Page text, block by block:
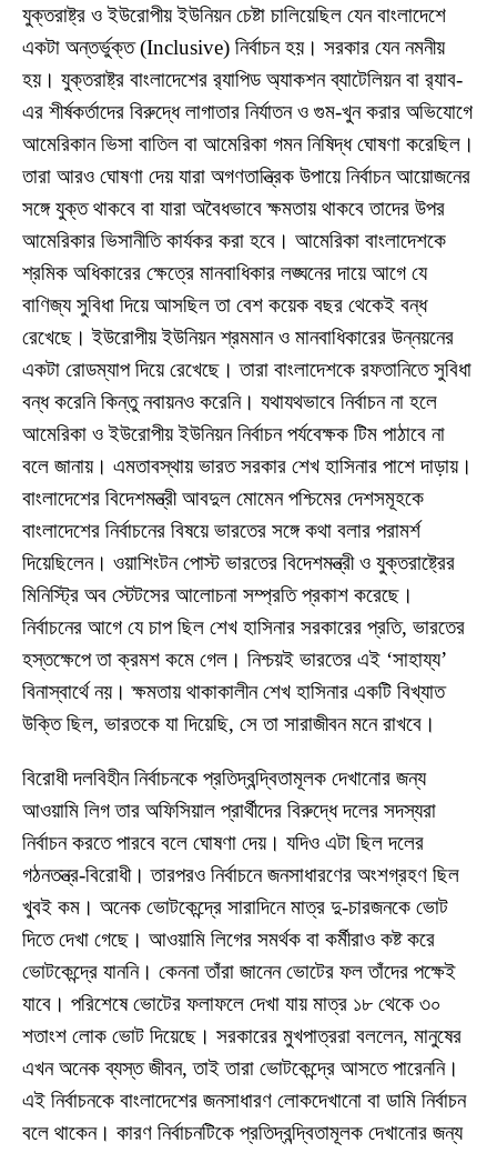
যুক্তরাষ্ট্র ও ইউরোপীয় ইউনিয়ন চেষ্টা চালিয়েছিল যেন বাংলাদেশে
একটা অন্তর্ভুক্ত (Inclusive) নির্বাচন হয়। সরকার যেন নমনীয়
হয়। যুক্তরাষ্ট্র বাংলাদেশের র‌্যাপিড অ্যাকশন ব্যাটেলিয়ন বা র‌্যাব-
এর শীর্ষকর্তাদের বিরুদ্ধে লাগাতার নির্যাতন ও গুম-খুন করার অভিযোগে
আমেরিকান ভিসা বাতিল বা আমেরিকা গমন নিষিদ্ধ ঘোষণা করেছিল।
তারা আরও ঘোষণা দেয় যারা অগণতান্ত্রিক উপায়ে নির্বাচন আয়োজনের
সঙ্গে যুক্ত থাকবে বা যারা অবৈধভাবে ক্ষমতায় থাকবে তাদের উপর
আমেরিকার ভিসানীতি কার্যকর করা হবে। আমেরিকা বাংলাদেশকে
শ্রমিক অধিকারের ক্ষেত্রে মানবাধিকার লঙ্ঘনের দায়ে আগে যে
বাণিজ্য সুবিধা দিয়ে আসছিল তা বেশ কয়েক বছর থেকেই বন্ধ
রেখেছে। ইউরোপীয় ইউনিয়ন শ্রমমান ও মানবাধিকারের উন্নয়নের
একটা রোডম্যাপ দিয়ে রেখেছে। তারা বাংলাদেশকে রফতানিতে সুবিধা
বন্ধ করেনি কিন্তু নবায়নও করেনি। যথাযথভাবে নির্বাচন না হলে
আমেরিকা ও ইউরোপীয় ইউনিয়ন নির্বাচন পর্যবেক্ষক টিম পাঠাবে না
বলে জানায়। এমতাবস্থায় ভারত সরকার শেখ হাসিনার পাশে দাড়ায়।
বাংলাদেশের বিদেশমন্ত্রী আবদুল মোমেন পশ্চিমের দেশসমূহকে
বাংলাদেশের নির্বাচনের বিষয়ে ভারতের সঙ্গে কথা বলার পরামর্শ
দিয়েছিলেন। ওয়াশিংটন পোস্ট ভারতের বিদেশমন্ত্রী ও যুক্তরাষ্ট্রের
মিনিস্ট্রি অব স্টেটসের আলোচনা সম্প্রতি প্রকাশ করেছে।
নির্বাচনের আগে যে চাপ ছিল শেখ হাসিনার সরকারের প্রতি, ভারতের
হস্তক্ষেপে তা ক্রমশ কমে গেল। নিশ্চয়ই ভারতের এই ‘সাহায্য’
বিনাস্বার্থে নয়। ক্ষমতায় থাকাকালীন শেখ হাসিনার একটি বিখ্যাত
উক্তি ছিল, ভারতকে যা দিয়েছি, সে তা সারাজীবন মনে রাখবে।
বিরোধী দলবিহীন নির্বাচনকে প্রতিদ্বন্দ্বিতামূলক দেখানোর জন্য
আওয়ামি লিগ তার অফিসিয়াল প্রার্থীদের বিরুদ্ধে দলের সদস্যরা
নির্বাচন করতে পারবে বলে ঘোষণা দেয়। যদিও এটা ছিল দলের
গঠনতন্ত্র-বিরোধী। তারপরও নির্বাচনে জনসাধারণের অংশগ্রহণ ছিল
খুবই কম। অনেক ভোটকেন্দ্রে সারাদিনে মাত্র দু-চারজনকে ভোট
দিতে দেখা গেছে। আওয়ামি লিগের সমর্থক বা কর্মীরাও কষ্ট করে
ভোটকেন্দ্রে যাননি। কেননা তাঁরা জানেন ভোটের ফল তাঁদের পক্ষেই
যাবে। পরিশেষে ভোটের ফলাফলে দেখা যায় মাত্র ১৮ থেকে ৩০
শতাংশ লোক ভোট দিয়েছে। সরকারের মুখপাত্ররা বললেন, মানুষের
এখন অনেক ব্যস্ত জীবন, তাই তারা ভোটকেন্দ্রে আসতে পারেননি।
এই নির্বাচনকে বাংলাদেশের জনসাধারণ লোকদেখানো বা ডামি নির্বাচন
বলে থাকেন। কারণ নির্বাচনটিকে প্রতিদ্বন্দ্বিতামূলক দেখানোর জন্য